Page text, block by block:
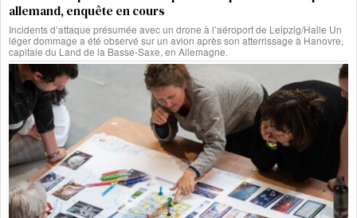
allemand, enquête en cours
Incidents d’attaque présumée avec un drone à l’aéroport de Leipzig/Halle Un
léger dommage a été observé sur un avion après son atterrissage à Hanovre,
capitale du Land de la Basse-Saxe, en Allemagne.